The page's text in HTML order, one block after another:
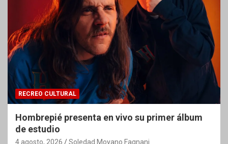
RECREO CULTURAL
Hombrepié presenta en vivo su primer álbum
de estudio
4 agosto, 2026 Soledad Moyano Fagnani